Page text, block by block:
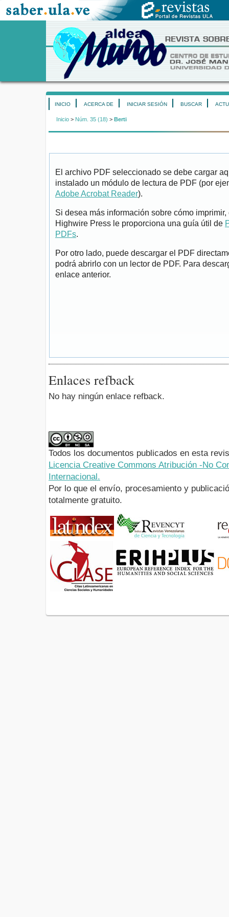
INICIO ACERCA DE INICIAR SESIÓN BUSCAR
Inicio > Núm. 35 (18) > Berti
El archivo PDF seleccionado se debe cargar
instalado un módulo de lectura de PDF (por
Adobe Acrobat Reader).
Si desea más información sobre cómo
Highwire Press le proporciona una guía útil de
PDFs.
Por otro lado, puede descargar el PDF
podrá abrirlo con un lector de PDF. Para
enlace anterior.
Enlaces refback
No hay ningún enlace refback.
Todos los documentos publicados en esta
Licencia Creative Commons Atribución -No
Internacional.
Por lo que el envío, procesamiento y
totalmente gratuito.